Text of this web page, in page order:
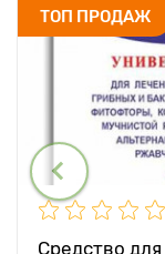
ТОП ПРОДАЖ
Средство